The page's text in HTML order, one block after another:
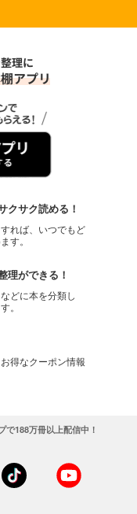
クサク読める！
れば、いつでもど
す。
理ができる！
どに本を分類し
。
得なクーポン情報
で188万冊以上配信中！